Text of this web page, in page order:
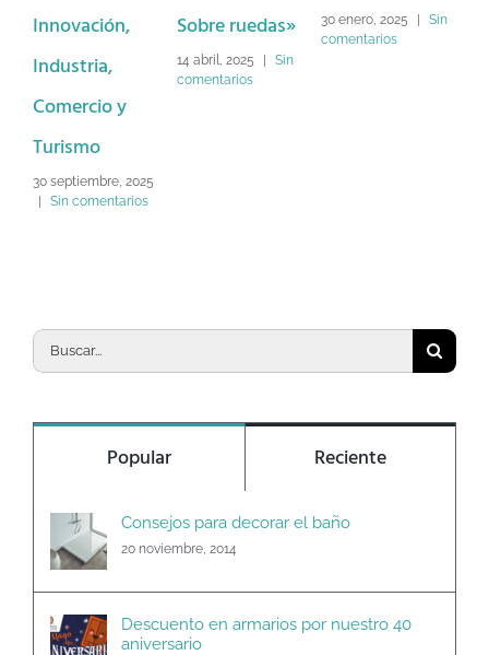
Innovación,
Industria,
Comercio y
Turismo
30 septiembre, 2025
|
Sin comentarios
Sobre ruedas»
14 abril, 2025 |
Sin
comentarios
30 enero, 2025 |
Sin
comentarios
Buscar:
Popular Reciente
Consejos para decorar el baño
20 noviembre, 2014
Descuento en armarios por nuestro 40
aniversario